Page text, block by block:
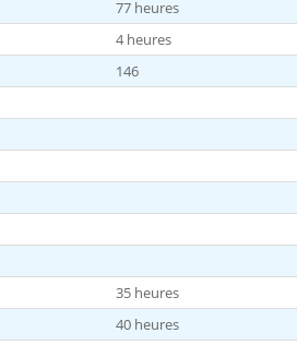
77 heures
4 heures
146
35 heures
40 heures